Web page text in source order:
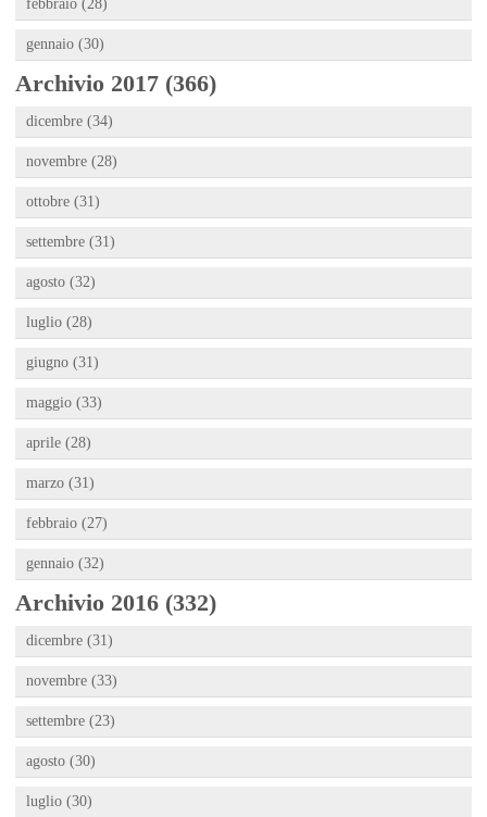
febbraio (28)
gennaio (30)
Archivio 2017 (366)
dicembre (34)
novembre (28)
ottobre (31)
settembre (31)
agosto (32)
luglio (28)
giugno (31)
maggio (33)
aprile (28)
marzo (31)
febbraio (27)
gennaio (32)
Archivio 2016 (332)
dicembre (31)
novembre (33)
settembre (23)
agosto (30)
luglio (30)